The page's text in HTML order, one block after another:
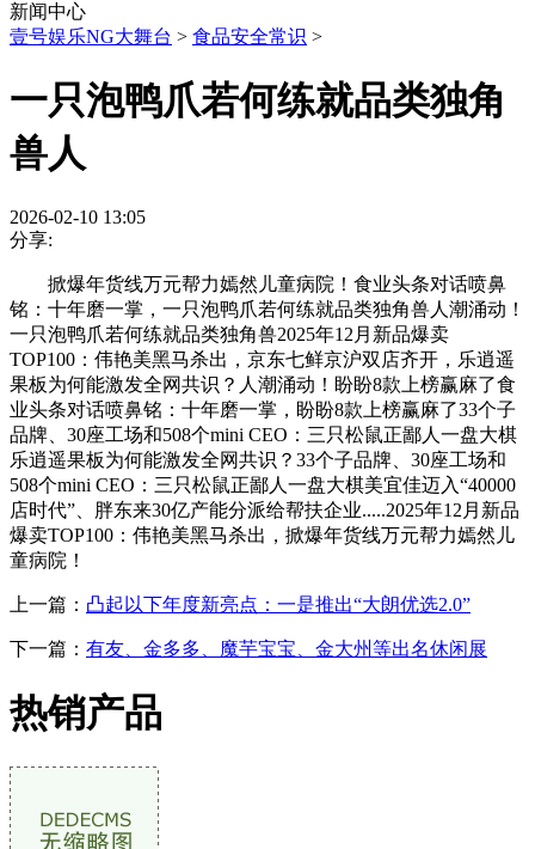
新闻中心
壹号娱乐NG大舞台 > 食品安全常识 >
一只泡鸭爪若何练就品类独角
兽人
2026-02-10 13:05
分享:
掀爆年货线万元帮力嫣然儿童病院！食业头条对话喷鼻
铭：十年磨一掌，一只泡鸭爪若何练就品类独角兽人潮涌动！
一只泡鸭爪若何练就品类独角兽2025年12月新品爆卖
TOP100：伟艳美黑马杀出，京东七鲜京沪双店齐开，乐逍遥
果板为何能激发全网共识？人潮涌动！盼盼8款上榜赢麻了食
业头条对话喷鼻铭：十年磨一掌，盼盼8款上榜赢麻了33个子
品牌、30座工场和508个mini CEO：三只松鼠正鄙人一盘大棋
乐逍遥果板为何能激发全网共识？33个子品牌、30座工场和
508个mini CEO：三只松鼠正鄙人一盘大棋美宜佳迈入“40000
店时代”、胖东来30亿产能分派给帮扶企业.....2025年12月新品
爆卖TOP100：伟艳美黑马杀出，掀爆年货线万元帮力嫣然儿
童病院！
上一篇： 凸起以下年度新亮点：一是推出“大朗优选2.0”
下一篇： 有友、金多多、魔芋宝宝、金大州等出名休闲展
热销产品